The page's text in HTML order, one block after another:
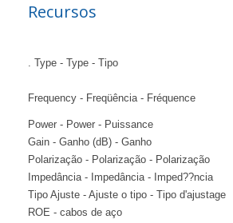
Recursos
. Type - Type - Tipo
Frequency - Freqüência - Fréquence
Power - Power - Puissance
Gain - Ganho (dB) - Ganho
Polarização - Polarização - Polarização
Impedância - Impedância - Imped??ncia
Tipo Ajuste - Ajuste o tipo - Tipo d'ajustage
ROE - cabos de aço